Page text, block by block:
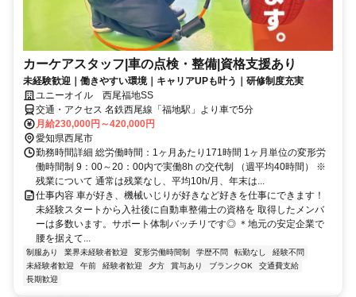
カーケアスタッフ|車の点検・整備|資格支援あり
未経験歓迎｜働きやすい環境｜キャリアUPも叶う｜研修制度充実
ユニーオイル 西尾福地SS
交通・アクセス 名鉄西尾線「福地駅」より車で5分
月給230,000円～420,000円
愛知県西尾市
勤務時間詳細 総労働時間：1ヶ月あたり171時間 1ヶ月単位の変形労
働時間制 9：00～20：00内で実働8h の交代制 （週平均40時間） ※
残業について 通常は残業なし、平均10h/月、年末は...
仕事内容 車が好き、機械いじりが好きなど好きを仕事にできます！
未経験スタートから入社後に自動車整備士の資格を 取得したメンバ
ーは多数います。サポート体制バッチリです◎ ＊地元の安定企業で
腰を据えて...
制服あり 業界未経験者歓迎 変形労働時間制 学歴不問 転勤なし
経験不問
未経験者歓迎
午前 経験者歓迎 夕方 賞与あり ブランクOK
交通費支給
長期歓迎